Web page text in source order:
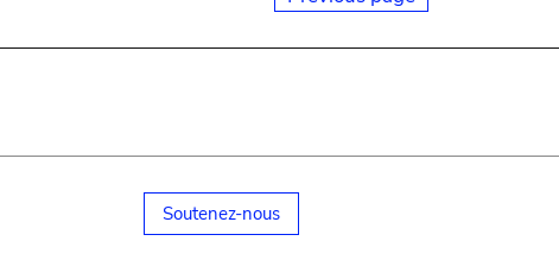
Soutenez-nous